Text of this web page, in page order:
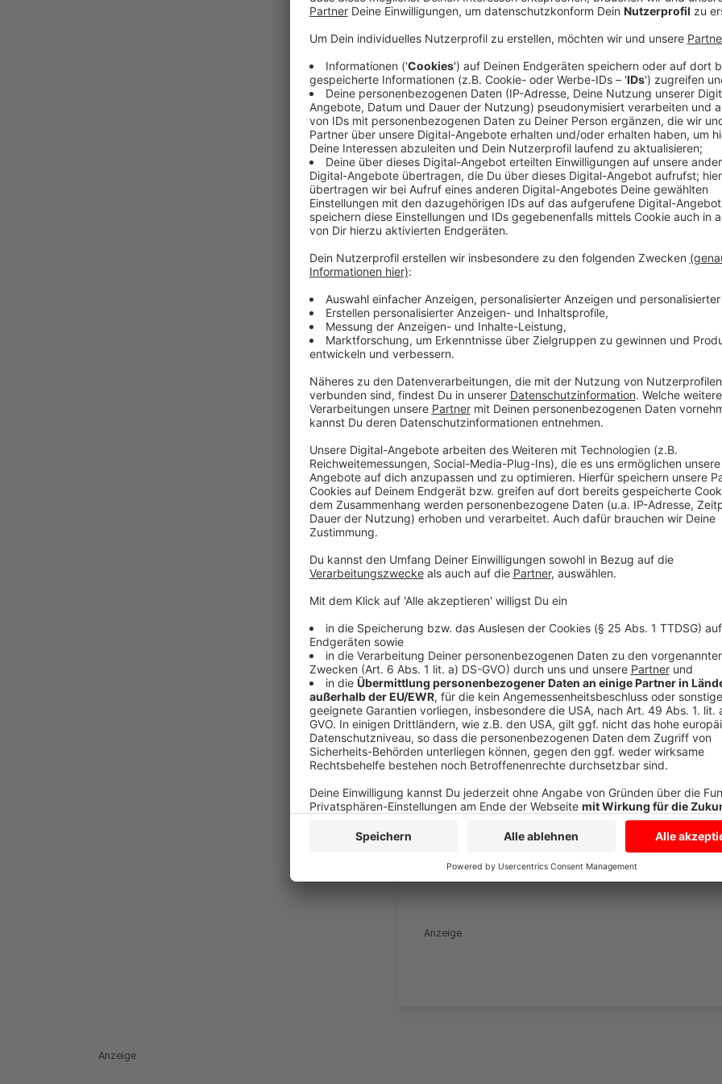
Ganz Deutschlad schaut in den kommenden
Beide Küstenstädte sollen uns durch den Winter
Flüssiggaslieferungen ersetzen.
Anzeige
Situation immer ernster
Anzeige
Die Situation hat sich seit dem Lieferstopp durch
zugespitzt. Wir haben uns gefragt, wie weit die
des Jahres wirklich schon Flüssiggaslieferungen
Ortmann hat sich darum auf den Weg nach
Anzeige
Frank Schnabel - der Mann, auf den
Anzeige
Anzeige
Der Hafen in Brunsbüttel. Hier treffen wir den
schaut - Frank Schnabel. Seit Tagen arbeitet er mit
schwimmendes Flüssiggasterminal im Hafen
größer wird. Was Thorsten Ortmann in Brunsbüttel
Anzeige
Thorsten Ortmann
"Zukunft Energie" - Das LNG-Terminal
Anzeige
Was macht ihr um Energie zu sparen?
Anzeige
Anzeige